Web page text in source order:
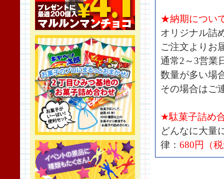
★納期につい
オリジナル詰
ご注文よりお
通常2～3営業
数量が多い場
その場合はご
★駄菓子詰め
どんなに大量
律： 680円（